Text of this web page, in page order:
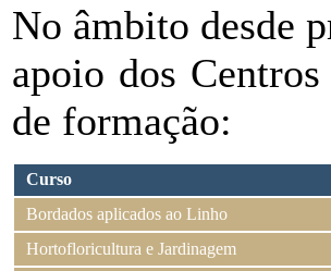
No âmbito desde
apoio dos
de formação:
Curso
Bordados aplicados ao Linho
Hortofloricultura e Jardinagem